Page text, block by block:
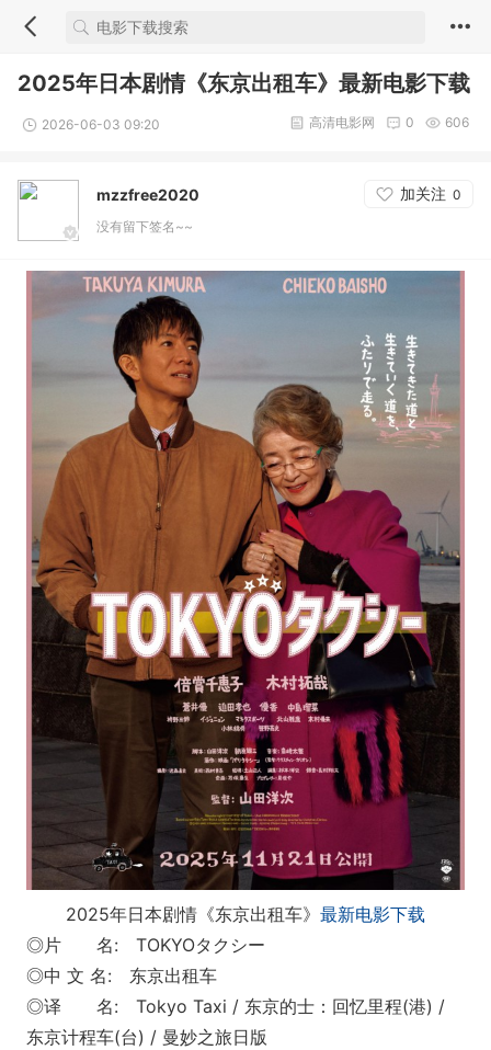
2025年日本剧情《东京出租车》最新电影下载
2026-06-03 09:20 606
0
高清电影网
mzzfree2020 加关注 0
没有留下签名~~
2025年日本剧情《东京出租车》 最新电影下载
◎片 名: TOKYOタクシー
◎中 文 名: 东京出租车
◎译 名: Tokyo Taxi / 东京的士：回忆里程(港) /
东京计程车(台) / 曼妙之旅日版